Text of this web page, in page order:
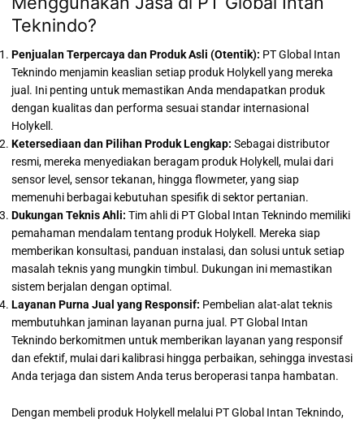
Teknindo?
Penjualan Terpercaya dan Produk Asli (Otentik): PT Global Intan
Teknindo menjamin keaslian setiap produk Holykell yang mereka
jual. Ini penting untuk memastikan Anda mendapatkan produk
dengan kualitas dan performa sesuai standar internasional
Holykell.
Ketersediaan dan Pilihan Produk Lengkap: Sebagai distributor
resmi, mereka menyediakan beragam produk Holykell, mulai dari
sensor level, sensor tekanan, hingga flowmeter, yang siap
memenuhi berbagai kebutuhan spesifik di sektor pertanian.
Dukungan Teknis Ahli: Tim ahli di PT Global Intan Teknindo memiliki
pemahaman mendalam tentang produk Holykell. Mereka siap
memberikan konsultasi, panduan instalasi, dan solusi untuk setiap
masalah teknis yang mungkin timbul. Dukungan ini memastikan
sistem berjalan dengan optimal.
Layanan Purna Jual yang Responsif: Pembelian alat-alat teknis
membutuhkan jaminan layanan purna jual. PT Global Intan
Teknindo berkomitmen untuk memberikan layanan yang responsif
dan efektif, mulai dari kalibrasi hingga perbaikan, sehingga investasi
Anda terjaga dan sistem Anda terus beroperasi tanpa hambatan.
Dengan membeli produk Holykell melalui PT Global Intan Teknindo,